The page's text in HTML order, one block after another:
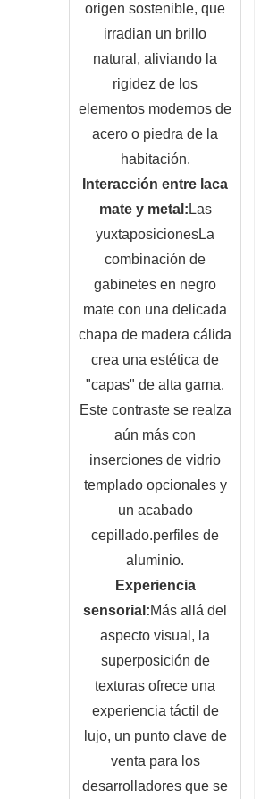
origen sostenible, que
irradian un brillo
natural, aliviando la
rigidez de los
elementos modernos de
acero o piedra de la
habitación.
Interacción entre laca
mate y metal:Las
yuxtaposicionesLa
combinación de
gabinetes en negro
mate con una delicada
chapa de madera cálida
crea una estética de
"capas" de alta gama.
Este contraste se realza
aún más con
inserciones de vidrio
templado opcionales y
un acabado
cepillado.perfiles de
aluminio.
Experiencia
sensorial:Más allá del
aspecto visual, la
superposición de
texturas ofrece una
experiencia táctil de
lujo, un punto clave de
venta para los
desarrolladores que se